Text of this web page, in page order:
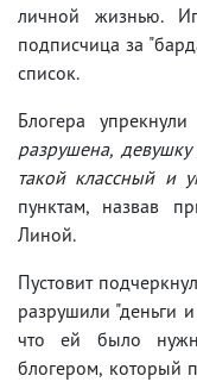
личной жизнью.
подписчица за
список.
Блогера
разрушена,
такой классный и
пунктам, назвав
Линой.
Пустовит
разрушили "деньги
что ей было
блогером, который